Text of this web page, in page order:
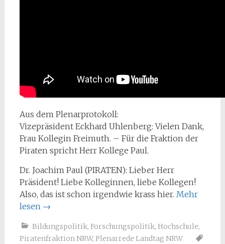
Aus dem Plenarprotokoll:
Vizepräsident Eckhard Uhlenberg: Vielen Dank,
Frau Kollegin Freimuth. – Für die Fraktion der
Piraten spricht Herr Kollege Paul.
Dr. Joachim Paul (PIRATEN): Lieber Herr
Präsident! Liebe Kolleginnen, liebe Kollegen!
Also, das ist schon irgendwie krass hier. Mehr
lesen →
Bildungspolitik, Forschungspolitik, Hochschule,
Piratenfraktion NRW, Plenarrede Landtag NRW